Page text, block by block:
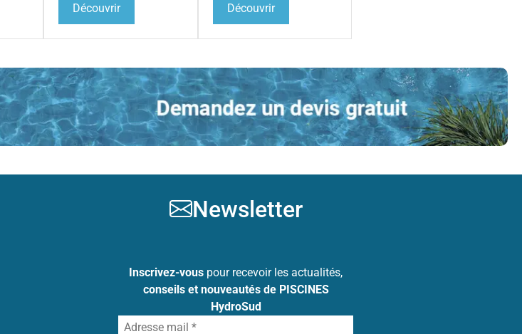
Découvrir Découvrir
Newsletter
Inscrivez-vous pour recevoir les actualités,
conseils et nouveautés de PISCINES
HydroSud